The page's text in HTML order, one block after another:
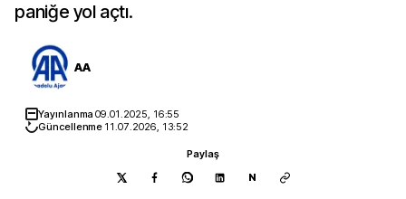
paniğe yol açtı.
AA
Yayınlanma09.01.2025, 16:55
Güncellenme 11.07.2026, 13:52
Paylaş
N